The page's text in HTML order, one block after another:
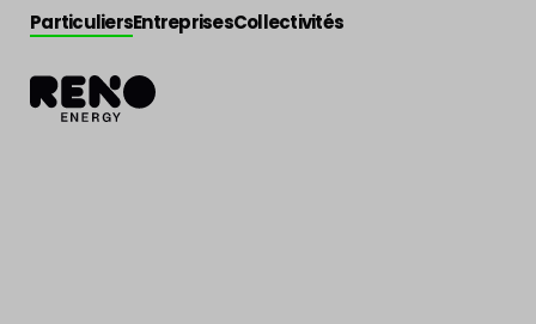
ParticuliersEntreprisesCollectivités